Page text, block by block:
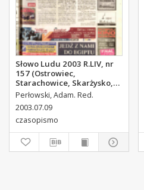
Słowo Ludu 2003 R.LIV, nr
157 (Ostrowiec,
Starachowice, Skarżysko,
Końskie, Ponidzie,
Jędrzejów, Włoszczowa,
Sandomierz, Staszów,
Opatów)
Perłowski, Adam. Red.
2003.07.09
czasopismo